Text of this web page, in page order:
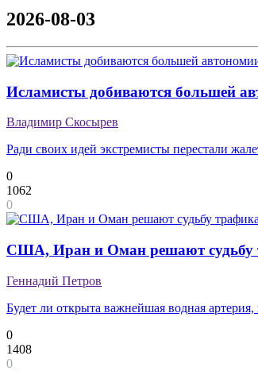
2026-08-03
Исламисты добиваются большей
Владимир Скосырев
Ради своих идей экстремисты перестали
0
1062
0
США, Иран и Оман решают судьбу
Геннадий Петров
Будет ли открыта важнейшая водная
0
1408
0